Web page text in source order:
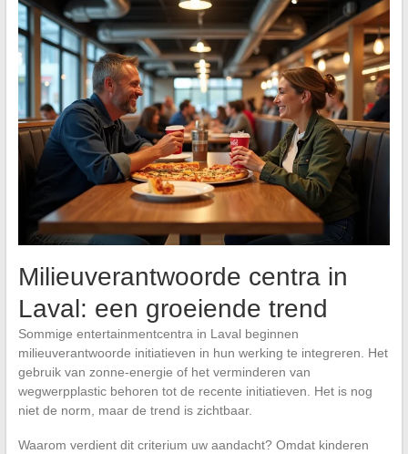
Milieuverantwoorde centra in
Laval: een groeiende trend
Sommige entertainmentcentra in Laval beginnen
milieuverantwoorde initiatieven in hun werking te integreren. Het
gebruik van zonne-energie of het verminderen van
wegwerpplastic behoren tot de recente initiatieven. Het is nog
niet de norm, maar de trend is zichtbaar.
Waarom verdient dit criterium uw aandacht? Omdat kinderen